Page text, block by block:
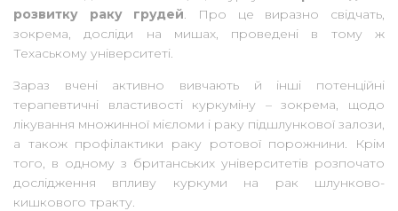
розвитку раку грудей. Про це виразно свідчать,
зокрема, досліди на мишах, проведені в тому ж
Техаському університеті.
Зараз вчені активно вивчають й інші потенційні
терапевтичні властивості куркуміну – зокрема, щодо
лікування множинної мієломи і раку підшлункової залози,
а також профілактики раку ротової порожнини. Крім
того, в одному з британських університетів розпочато
дослідження впливу куркуми на рак шлунково-
кишкового тракту.